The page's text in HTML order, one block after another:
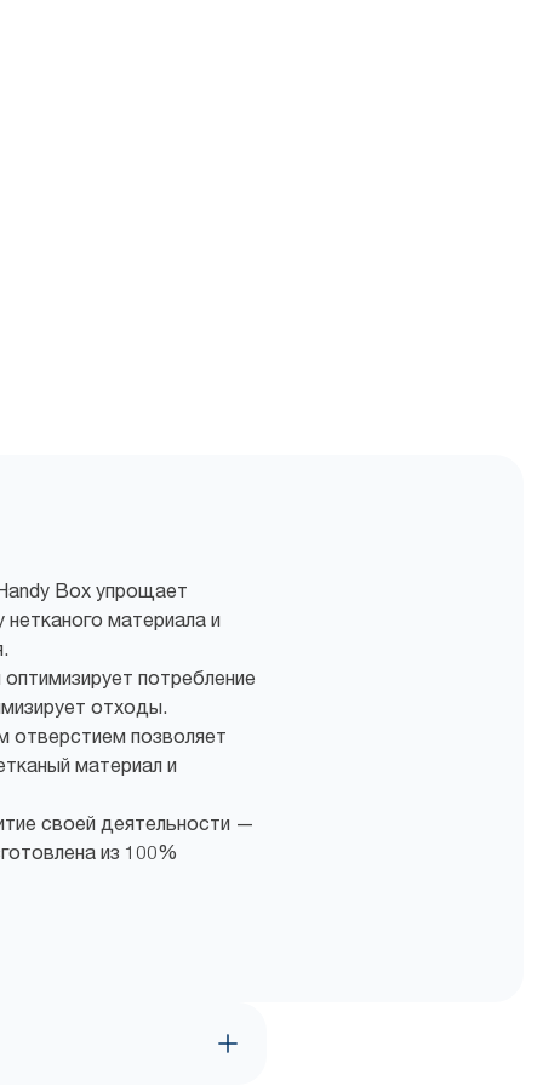
Box упрощает
нетканого материала и
потребление
отходы.
позволяет
материал и
своей деятельности —
из 100%